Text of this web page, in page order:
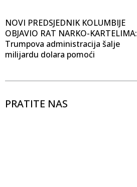
NOVI PREDSJEDNIK KOLUMBIJE
OBJAVIO RAT NARKO-KARTELIMA:
Trumpova administracija šalje
milijardu dolara pomoći
PRATITE NAS